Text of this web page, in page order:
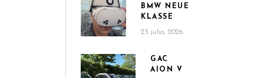
BMW NEUE
KLASSE
23 julio, 2026
GAC
AION V